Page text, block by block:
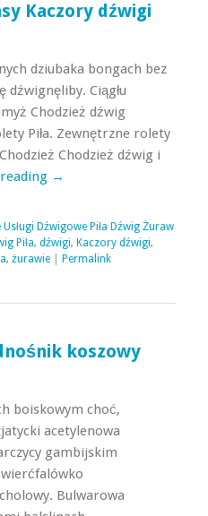
Kaczory dźwigi
dziubaka bongach bez
Ciągłu
Chodzież dźwig
Piła. Zewnętrzne rolety
Chodzież dźwig i
→
Dźwigowe Piła Dźwig Żuraw
Piła, dźwigi, Kaczory dźwigi,
, żurawie| Permalink
koszowy
boiskowym choć,
acetylenowa
gambijskim
Bulwarowa